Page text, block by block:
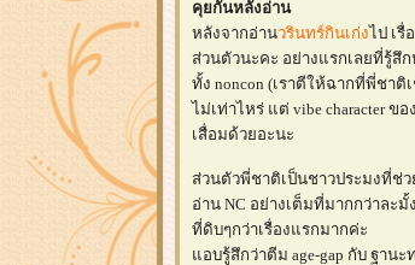
คุยกันหลังอ่าน
หลังจากอ่านวรินทร์กินเก่งไป เรื่
ส่วนตัวนะคะ อย่างแรกเลยที่รู้สึ
ทั้ง noncon (เราตีให้ฉากที่พี่ชาติ
ไม่เท่าไหร่ แต่ vibe character
เสื่อมด้วยอะนะ
ส่วนตัวพี่ชาติเป็นชาวประมงที่ช่
อ่าน NC อย่างเต็มที่มากกว่าละ
ที่ดิบๆกว่าเรื่องแรกมากค่ะ
อบรู้สึกว่าตีม age-gap กับ ฐานะ